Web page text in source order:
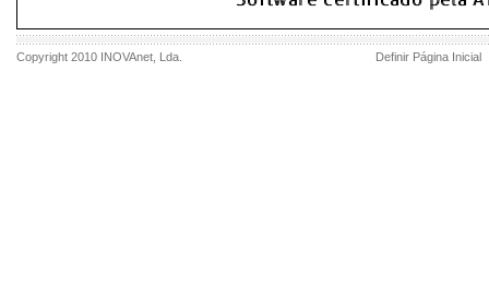
Copyright 2010 INOVAnet , Lda. Definir Página Inicial